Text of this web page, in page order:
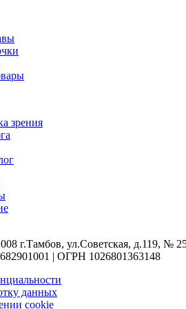
зрения
г.Тамбов, ул.Советская, д.119, №
| ОГРН 1026801363148
данных
cookie